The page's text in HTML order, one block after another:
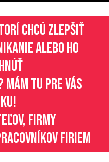
chcú zlepšiť
alebo ho
Mám tu pre vás
firmy
firiem